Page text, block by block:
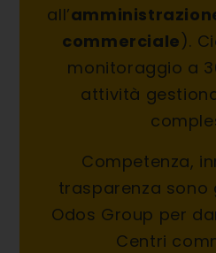
all’
commerciale).
monitoraggio a
attività
Competenza,
trasparenza sono
Odos Group per
Centri